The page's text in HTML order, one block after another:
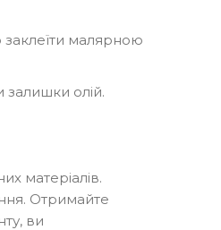
заклеїти малярною
залишки олій.
матеріалів.
Отримайте
ви